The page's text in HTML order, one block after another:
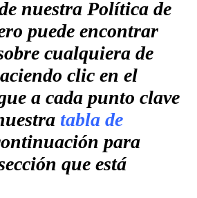
nuestra Política de
puede encontrar
cualquiera de
clic en el
a cada punto clave
tabla de
para
que está